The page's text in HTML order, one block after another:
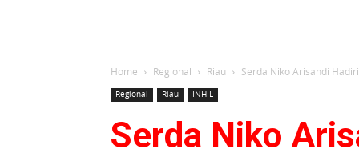
Home Regional Riau Serda Niko Arisandi
Regional Riau INHIL
Serda Niko